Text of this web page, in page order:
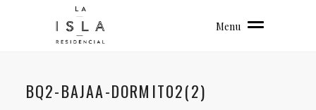
Menu
BQ2-BAJAA-DORMIT02(2)